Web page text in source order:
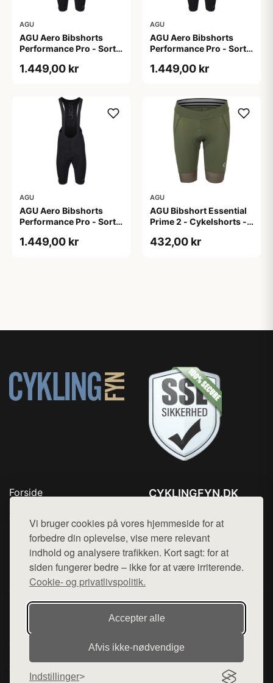
Vi bruger cookies på vores hjemmeside for at
forbedre din oplevelse, vise mere relevant
indhold og analysere trafikken. Kort sagt: for at
siden fungerer bedre – ikke for at være irriterende.
Cookie- og privatlivspolitik.
Accepter alle
Afvis ikke‑nødvendige
Indstillinger
AGU
AGU Aero Bibshorts
Performance Pro - Sort -
1.449,00 kr
AGU
AGU Aero Bibshorts
Performance Pro - Sort -
1.449,00 kr
AGU
AGU Aero Bibshorts
Performance Pro - Sort -
1.449,00 kr
AGU
AGU Bibshort Essential
Prime 2 - Cykelshorts -
2XL
432,00 kr
Forside
Top Rabatter
Blog
Kontakt
CYKLINGFYN.DK
Mail: hej@want.dk
Cookie- og privatlivspolitik
Denne side er en del af want.dk, der udgiver en række
hjemmesider med præsentation af forskellige produkter fra
diverse webshops. Der sælges ikke varer fra denne side - vi
varerne på lager.